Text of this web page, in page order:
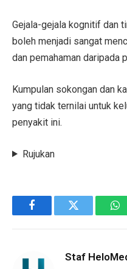
Gejala-gejala kognitif dan
boleh menjadi sangat
dan pemahaman daripada
Kumpulan sokongan dan
yang tidak ternilai untuk
penyakit ini.
Rujukan
FacebookTwitter
Staf